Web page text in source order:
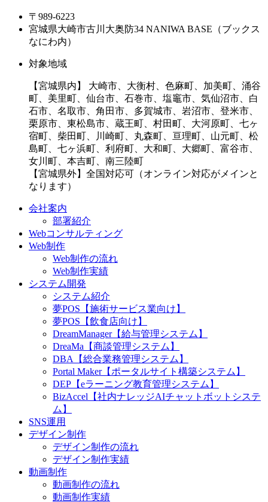
〒989-6223
宮城県大崎市古川大奥防34 NANIWA BASE（ブックス
なにわ内）
対象地域
【宮城県内】 大崎市、大衡村、色麻町、加美町、涌谷
町、美里町、仙台市、石巻市、塩竈市、気仙沼市、白
石市、名取市、角田市、多賀城市、岩沼市、登米市、
栗原市、東松島市、蔵王町、村田町、大河原町、七ヶ
宿町、柴田町、川崎町、丸森町、亘理町、山元町、松
島町、七ヶ浜町、利府町、大和町、大郷町、富谷市、
女川町、本吉町、南三陸町
【宮城県外】全国対応可（オンライン対応がメインと
なります）
会社案内
部署紹介
Webコンサルティング
Web制作
Web制作の流れ
Web制作実績
システム開発
システム紹介
夢POS【施術サービス業向け】
夢POS【飲食店向け】
DreamManager【給与管理システム】
DreaMa【商談管理システム】
DBA【総合業務管理システム】
Portal Maker【ポータルサイト構築システム】
DEP【eラーニング教育管理システム】
BizAccel【社内ナレッジAIチャットボットシステ
ム】
SNS運用
デザイン制作
デザイン制作の流れ
デザイン制作実績
動画制作
動画制作の流れ
動画制作実績